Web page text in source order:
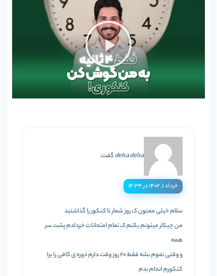
delsa delsaگفت:
خرداد ۱, ۱۴۰۲ در ۱۴:۳۴
سلام خیلی ممنون ک روز شمار تا کنکور را گذاشتید
من چیکار میتونم بکنم ک تمام امتحانات خردادم پشت سر
همه
و وقتی تموم بشه فقط 20 روز وقت دارم دوره ی کافی را برا
کنکورم انجام بدم